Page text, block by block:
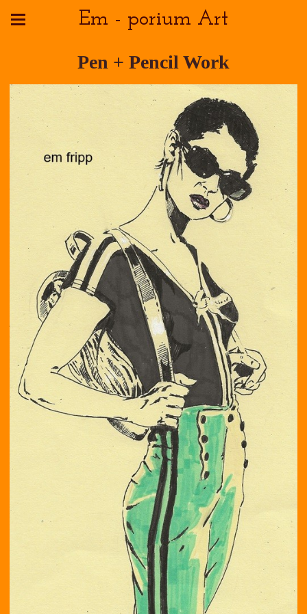
Em - porium Art
Pen + Pencil Work